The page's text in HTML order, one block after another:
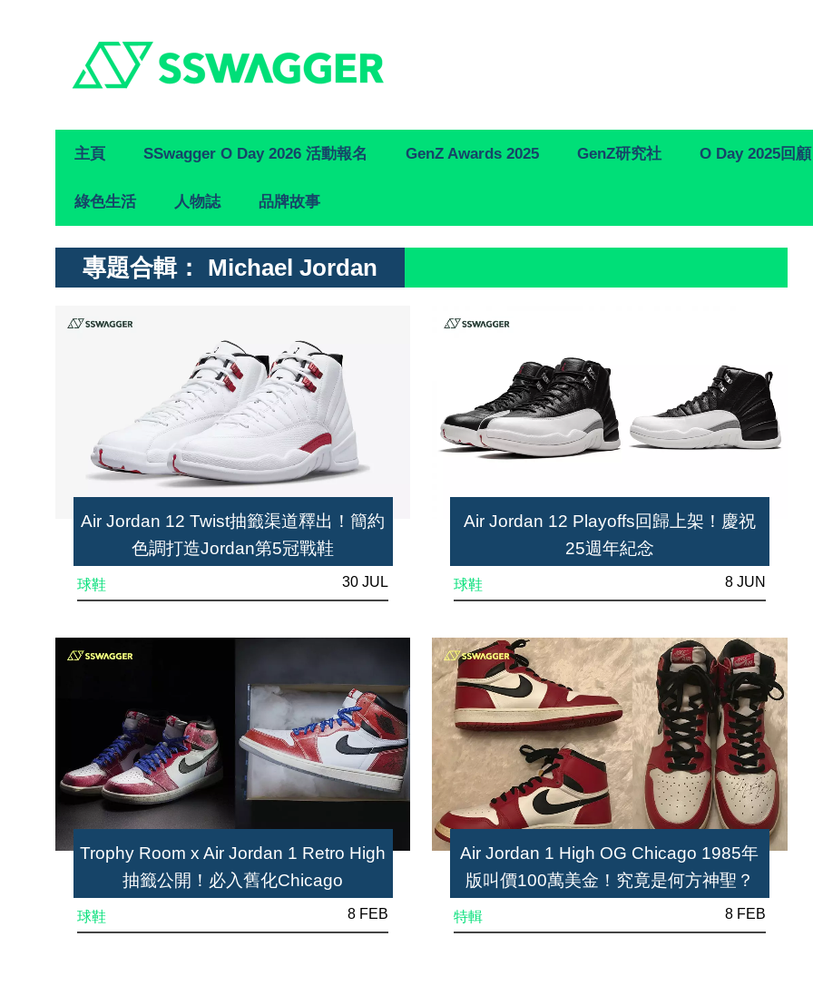
Primary
Navigation
主頁 SSwagger O Day 2026 活動報名 GenZ Awards 2025 GenZ研究社 O Day 2025回顧
綠色生活 人物誌 品牌故事
專題合輯： Michael Jordan
Air Jordan 12 Twist抽籤渠道釋出！簡約
色調打造Jordan第5冠戰鞋
球鞋 30 JUL
Trophy Room x Air Jordan 1 Retro High
抽籤公開！必入舊化Chicago
球鞋 8 FEB
Air Jordan 12 Playoffs回歸上架！慶祝
25週年紀念
球鞋 8 JUN
Air Jordan 1 High OG Chicago 1985年
版叫價100萬美金！究竟是何方神聖？
特輯 8 FEB